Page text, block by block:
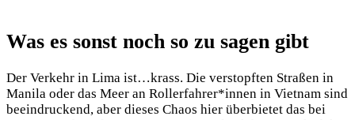
Was es sonst noch so zu sagen gibt
Der Verkehr in Lima ist…krass. Die verstopften Straßen in
Manila oder das Meer an Rollerfahrer*innen in Vietnam sind
beeindruckend, aber dieses Chaos hier überbietet das bei